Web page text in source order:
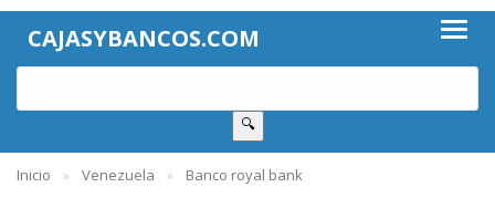
CAJASYBANCOS.COM
🔍
Inicio Venezuela Banco royal bank